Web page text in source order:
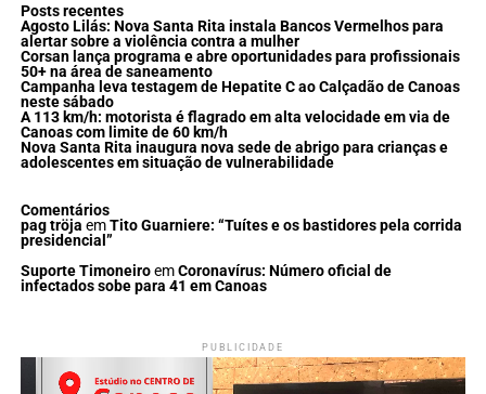
Posts recentes
Agosto Lilás: Nova Santa Rita instala Bancos Vermelhos para
alertar sobre a violência contra a mulher
Corsan lança programa e abre oportunidades para profissionais
50+ na área de saneamento
Campanha leva testagem de Hepatite C ao Calçadão de Canoas
neste sábado
A 113 km/h: motorista é flagrado em alta velocidade em via de
Canoas com limite de 60 km/h
Nova Santa Rita inaugura nova sede de abrigo para crianças e
adolescentes em situação de vulnerabilidade
Comentários
pag tröja emTito Guarniere: “Tuítes e os bastidores pela corrida
presidencial”
Suporte TimoneiroemCoronavírus: Número oficial de
infectados sobe para 41 em Canoas
PUBLICIDADE